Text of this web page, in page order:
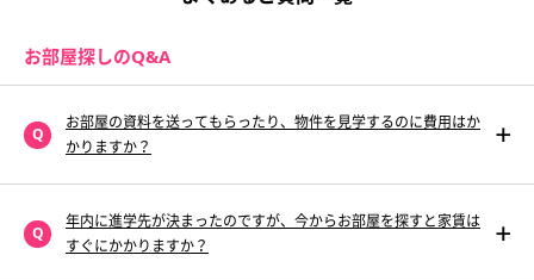
お部屋探しのQ&A
お部屋の資料を送ってもらったり、物件を見学するのに費用はか
かりますか？
年内に進学先が決まったのですが、今からお部屋を探すと家賃は
すぐにかかりますか？